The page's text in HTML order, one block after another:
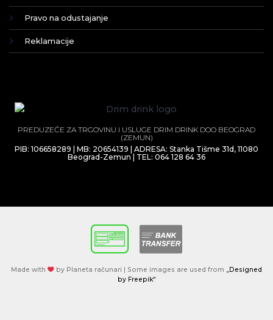
Pravo na odustajanje
Reklamacije
PREDUZEĆE ZA TRGOVINU I USLUGE DRIM DRINK DOO BEOGRAD
(ZEMUN)
PIB: 106658289 | MB: 20654139 | ADRESA: Stanka Tišme 31d, 11080
Beograd-Zemun | TEL: 064 128 64 36
Made with by Planeta računari | Some images are used from „Designed
by Freepik“